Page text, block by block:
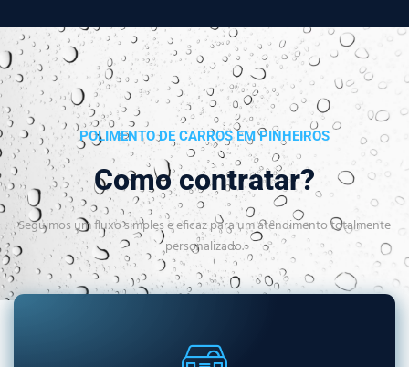
POLIMENTO DE CARROS EM PINHEIROS
Como contratar?
Seguimos um fluxo simples e eficaz para um atendimento totalmente
personalizado.